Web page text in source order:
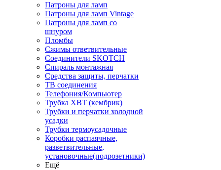
Патроны для ламп
Патроны для ламп Vintage
Патроны для ламп со
шнуром
Пломбы
Сжимы ответвительные
Соединители SKOTCH
Спираль монтажная
Средства защиты, перчатки
ТВ соединения
Телефония/Компьютер
Трубка ХВТ (кембрик)
Трубки и перчатки холодной
усадки
Трубки термоусадочные
Коробки распаячные,
разветвительные,
установочные(подрозетники)
Ещё